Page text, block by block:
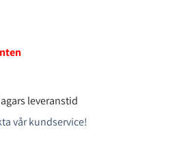
leveranstid
vår kundservice!